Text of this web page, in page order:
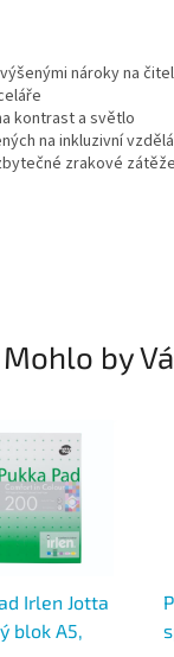
nároky na
kontrast a světlo
na inkluzivní
zrakové zátěže
Mohlo by
Irlen Jotta
blok A5,